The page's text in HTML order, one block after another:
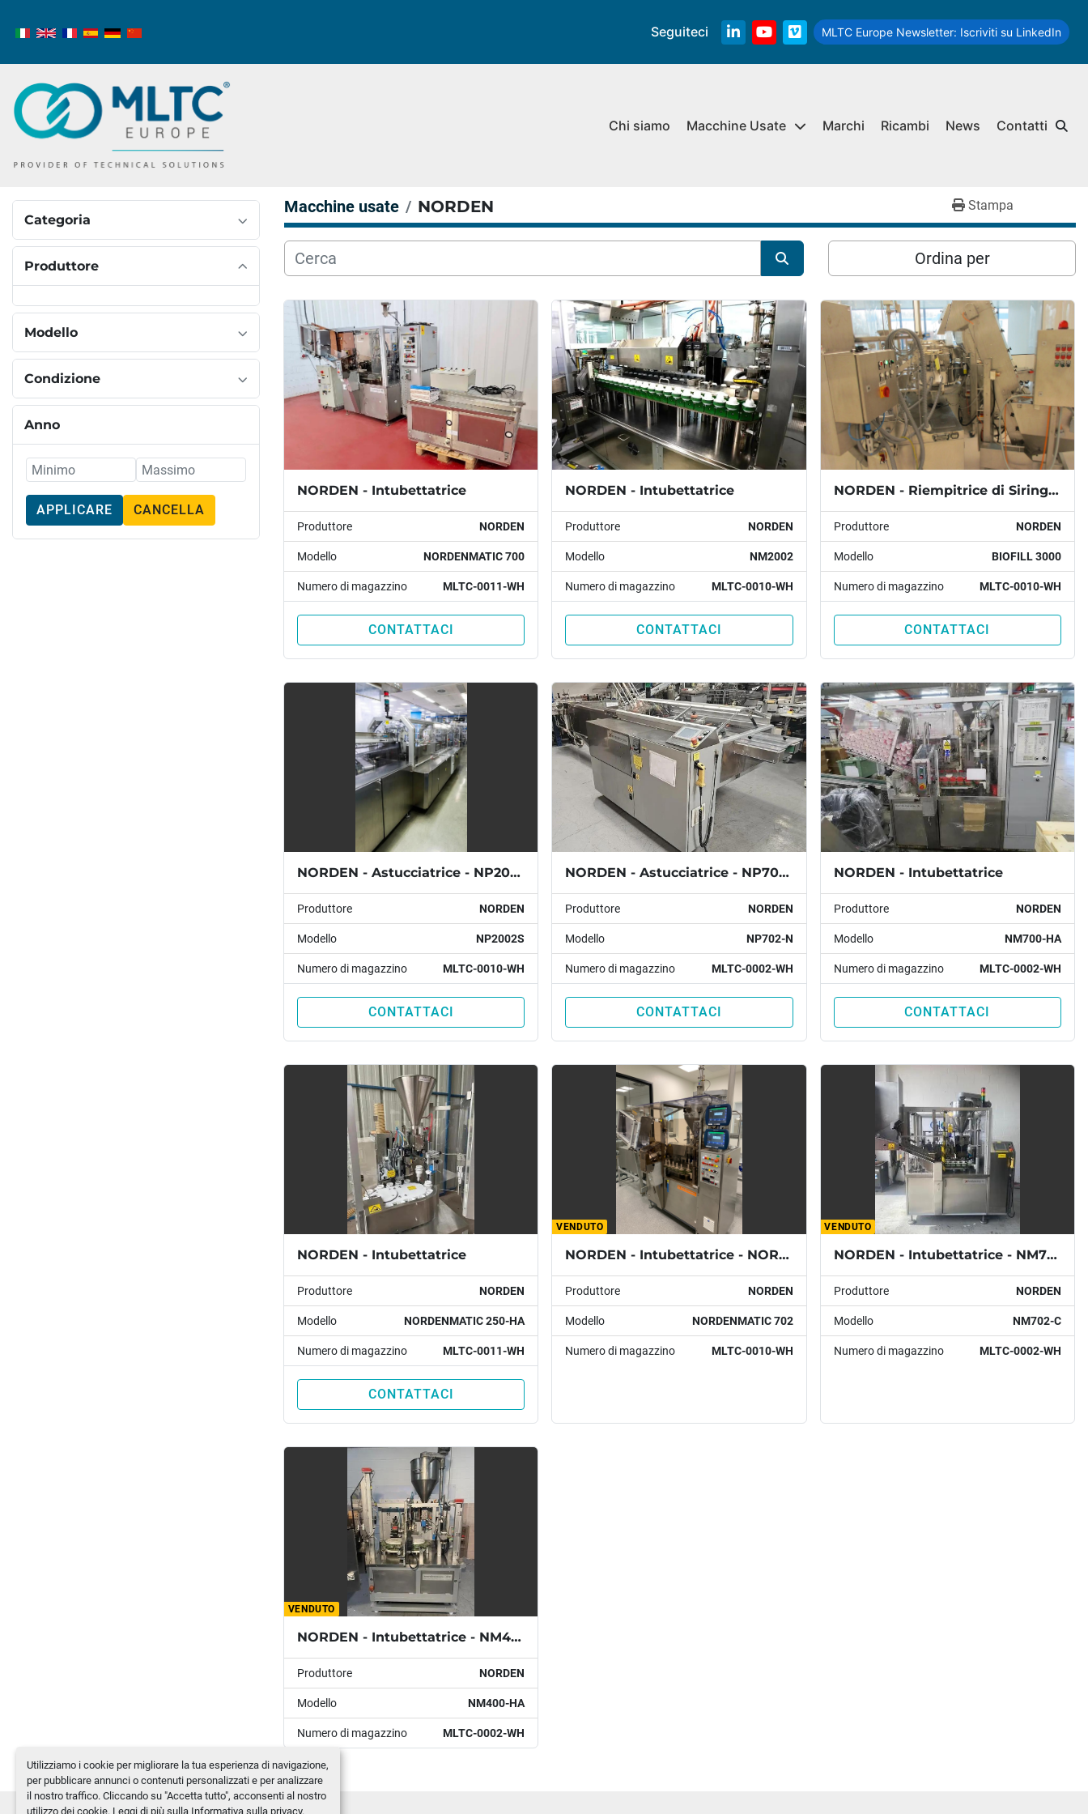
Utilizziamo i cookie per migliorare la tua esperienza di navigazione,
per pubblicare annunci o contenuti personalizzati e per analizzare
il nostro traffico. Cliccando su "Accetta tutto", acconsenti al nostro
utilizzo dei cookie. Leggi di più sulla Informativa sulla privacy.
Seguiteci
linkedinyoutube
vimeo
MLTC Europe Newsletter: Iscriviti su LinkedIn
Ricambi News
Chi siamo Marchi
Macchine Usate Contatti
Categoria
Produttore
Modello
Condizione
Anno
APPLICARE CANCELLA
Macchine usate NORDEN Stampa
Ordina per
NORDEN - Intubettatrice
Produttore NORDEN
Modello NORDENMATIC 700
Numero di magazzino MLTC-0011-WH
CONTATTACI
NORDEN - Intubettatrice
Produttore NORDEN
Modello NM2002
Numero di magazzino MLTC-0010-WH
CONTATTACI
NORDEN - Riempitrice di Siringhe Pre-Riempite
Produttore NORDEN
Modello BIOFILL 3000
Numero di magazzino MLTC-0010-WH
CONTATTACI
NORDEN - Astucciatrice - NP2002S
Produttore NORDEN
Modello NP2002S
Numero di magazzino MLTC-0010-WH
CONTATTACI
NORDEN - Astucciatrice - NP702-N
Produttore NORDEN
Modello NP702-N
Numero di magazzino MLTC-0002-WH
CONTATTACI
NORDEN - Intubettatrice
Produttore NORDEN
Modello NM700-HA
Numero di magazzino MLTC-0002-WH
CONTATTACI
NORDEN - Intubettatrice
Produttore NORDEN
Modello NORDENMATIC 250-HA
Numero di magazzino MLTC-0011-WH
CONTATTACI
VENDUTO
NORDEN - Intubettatrice - NORDENMATIC 702
Produttore NORDEN
Modello NORDENMATIC 702
Numero di magazzino MLTC-0010-WH
VENDUTO
NORDEN - Intubettatrice - NM702-C
Produttore NORDEN
Modello NM702-C
Numero di magazzino MLTC-0002-WH
VENDUTO
NORDEN - Intubettatrice - NM400-HA
Produttore NORDEN
Modello NM400-HA
Numero di magazzino MLTC-0002-WH